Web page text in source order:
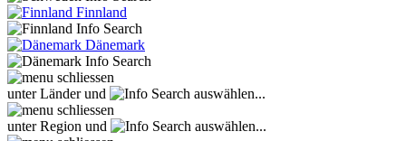
Finnland
Dänemark
unter Länder und auswählen...
unter Region und auswählen...